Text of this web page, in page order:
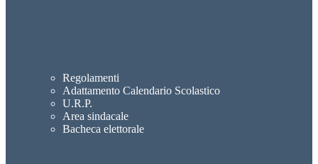
Regolamenti
Adattamento Calendario Scolastico
U.R.P.
Area sindacale
Bacheca elettorale